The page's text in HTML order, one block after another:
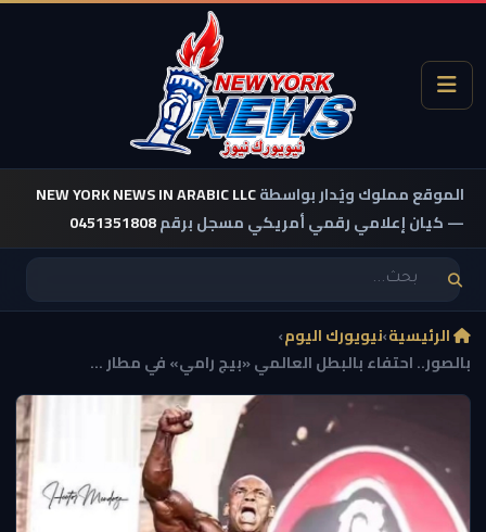
الموقع مملوك ويُدار بواسطةNEW YORK NEWS IN ARABIC LLC
— كيان إعلامي رقمي أمريكي مسجل برقم0451351808
الرئيسية›نيويورك اليوم›
بالصور.. احتفاء بالبطل العالمي «بيج رامي» في مطار ...